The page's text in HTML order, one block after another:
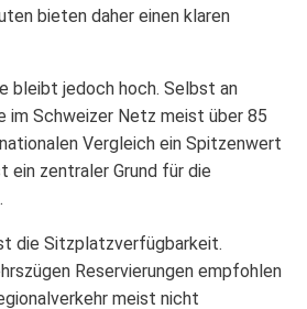
bieten daher einen klaren
bleibt jedoch hoch. Selbst an
im Schweizer Netz meist über 85
Vergleich ein Spitzenwert
zentraler Grund für die
die Sitzplatzverfügbarkeit.
Reservierungen empfohlen
meist nicht